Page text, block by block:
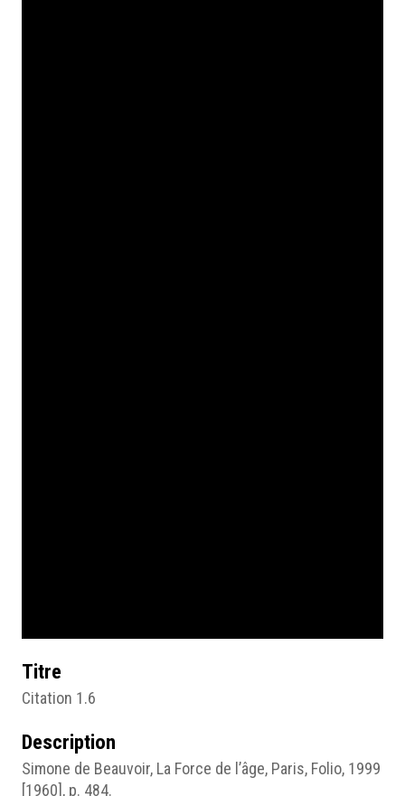
Titre
Citation 1.6
Description
Simone de Beauvoir, La Force de l’âge, Paris, Folio, 1999
[1960], p. 484.